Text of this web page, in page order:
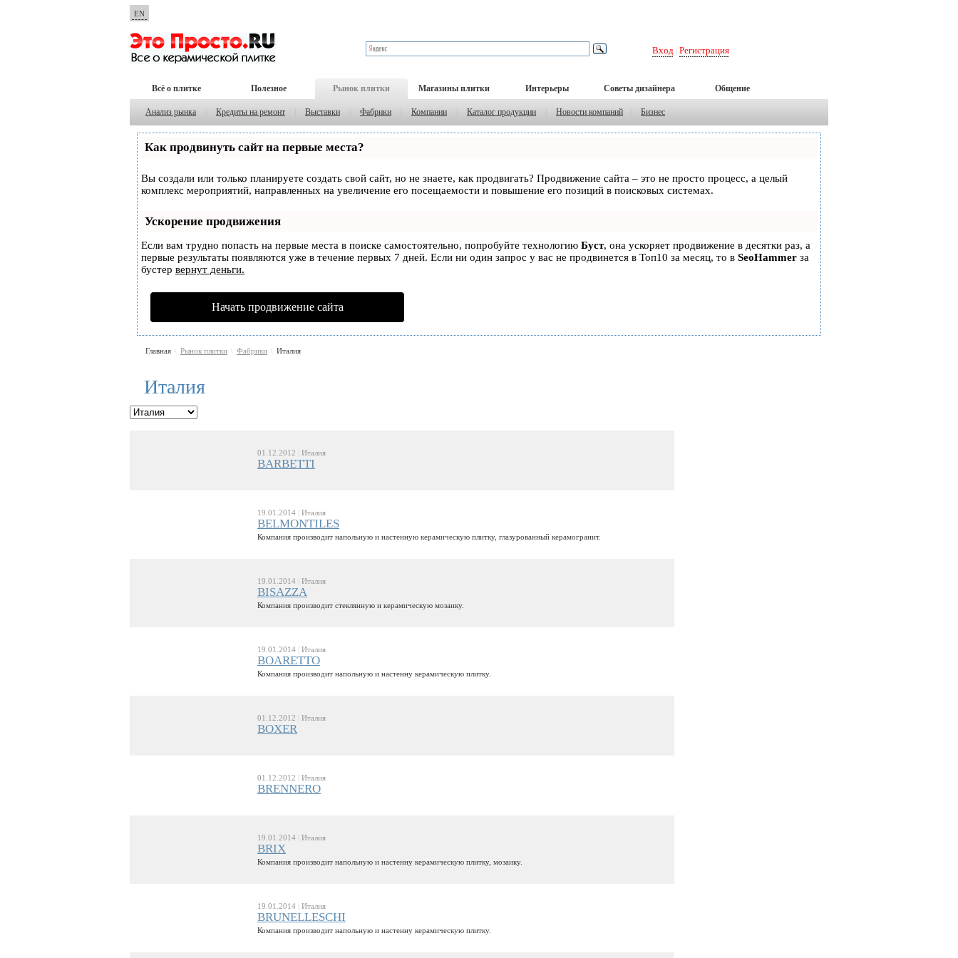
EN
Вход Регистрация
Всё о плитке Полезное Рынок плитки Магазины плитки Интерьеры Советы дизайнера Общение
Анализ рынка Кредиты на ремонт Выставки Фабрики Компании Каталог продукции Новости компаний Бизнес
Как продвинуть сайт на первые места?
Вы создали или только планируете создать свой сайт, но не знаете, как продвигать? Продвижение сайта – это не просто процесс, а целый
комплекс мероприятий, направленных на увеличение его посещаемости и повышение его позиций в поисковых системах.
Ускорение продвижения
Если вам трудно попасть на первые места в поиске самостоятельно, попробуйте технологию Буст, она ускоряет продвижение в десятки раз, а
первые результаты появляются уже в течение первых 7 дней. Если ни один запрос у вас не продвинется в Топ10 за месяц, то в SeoHammer за
бустер вернут деньги.
Начать продвижение сайта
Главная \ Рынок плитки \ Фабрики \ Италия
Италия
01.12.2012 Италия
BARBETTI
19.01.2014 Италия
BELMONTILES
Компания производит напольную и настенную керамическую плитку, глазурованный керамогранит.
19.01.2014 Италия
BISAZZA
Компания производит стеклянную и керамическую мозаику.
19.01.2014 Италия
BOARETTO
Компания производит напольную и настенну керамическую плитку.
01.12.2012 Италия
BOXER
01.12.2012 Италия
BRENNERO
19.01.2014 Италия
BRIX
Компания производит напольную и настенну керамическую плитку, мозаику.
19.01.2014 Италия
BRUNELLESCHI
Компания производит напольную и настенну керамическую плитку.